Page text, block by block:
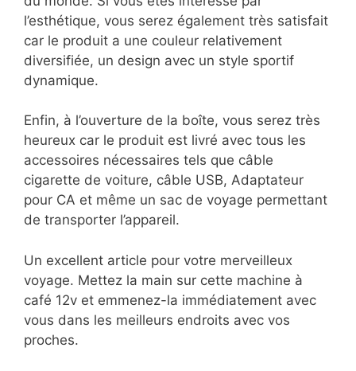
l’esthétique, vous serez également très satisfait
car le produit a une couleur relativement
diversifiée, un design avec un style sportif
dynamique.
Enfin, à l’ouverture de la boîte, vous serez très
heureux car le produit est livré avec tous les
accessoires nécessaires tels que câble
cigarette de voiture, câble USB, Adaptateur
pour CA et même un sac de voyage permettant
de transporter l’appareil.
Un excellent article pour votre merveilleux
voyage. Mettez la main sur cette machine à
café 12v et emmenez-la immédiatement avec
vous dans les meilleurs endroits avec vos
proches.